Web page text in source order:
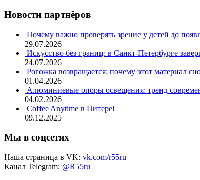
Новости партнёров
Почему важно проверять зрение у детей до
29.07.2026
Искусство без границ: в Санкт-Петербурге
24.07.2026
Рогожка возвращается: почему этот материал
01.04.2026
Алюминиевые опоры освещения: тренд
04.02.2026
Coffee Anytime в Питере!
09.12.2025
Мы в соцсетях
Наша страница в VK: vk.com/r55ru
Канал Telegram: @R55ru